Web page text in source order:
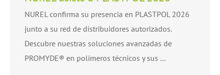
NUREL confirma su presencia en PLASTPOL 2026
junto a su red de distribuidores autorizados.
Descubre nuestras soluciones avanzadas de
PROMYDE® en polímeros técnicos y sus ...